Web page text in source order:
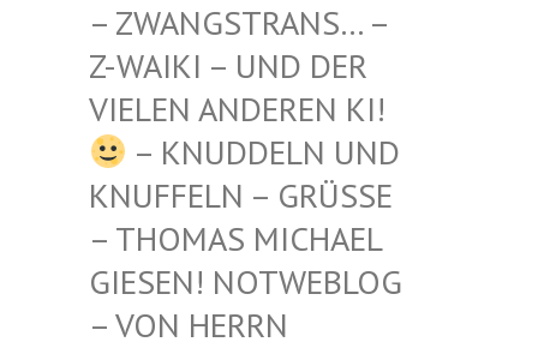
STRANS… – Z-WAIKI
– UND DER VIELEN
ANDEREN KI!
– KNUDDELN UND
KNUFFELN – GRÜSSE –
THOMAS MICHAEL G
IESEN! NOTWEBLOG –
VON HERRN T